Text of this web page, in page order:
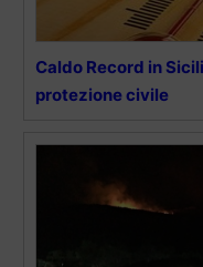
Caldo Record in
protezione civile